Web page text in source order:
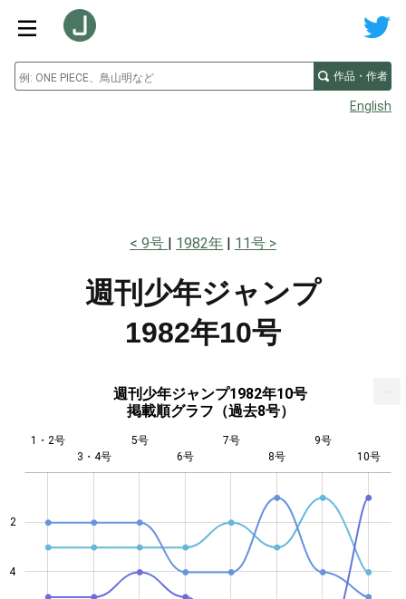
作品・作者
English
9号 1982年 11号
週刊少年ジャンプ
1982年10号
週刊少年ジャンプ1982年10号
掲載順グラフ（過去8号）
4
2
4
1・2号
3・4号
5号
6号
7号
8号
9号
10号